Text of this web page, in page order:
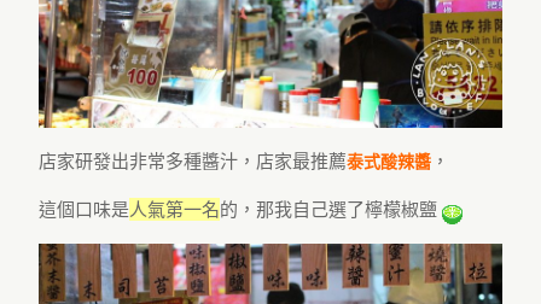
店家研發出非常多種醬汁，店家最推薦泰式酸辣醬 ，
這個口味是人氣第一名的，那我自己選了檸檬椒鹽